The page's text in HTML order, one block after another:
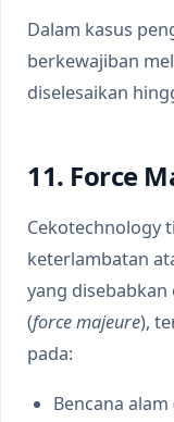
Dalam kasus
berkewajiban
diselesaikan
11. Force
Cekotechnology
keterlambatan
yang
(force majeure),
pada:
Bencana